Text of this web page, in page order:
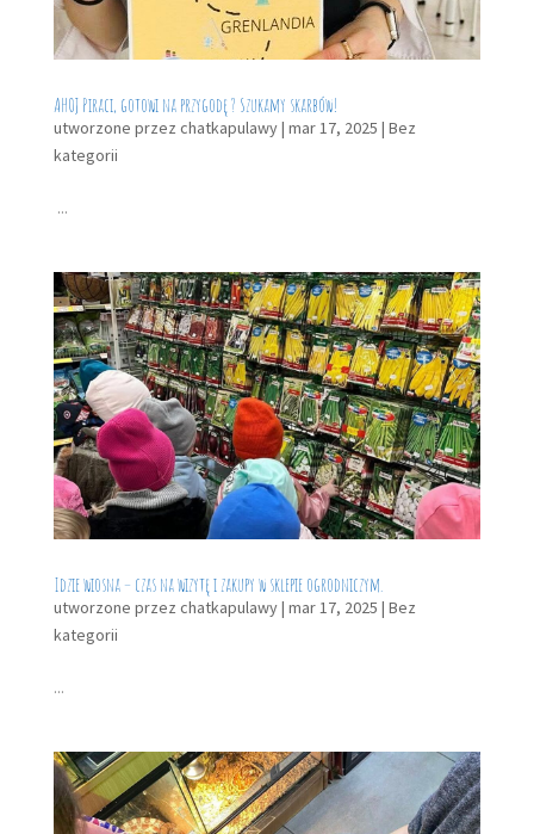
AHOJ Piraci, gotowi na przygodę ? Szukamy skarbów!
utworzone przez chatkapulawy| mar 17, 2025 | Bez
kategorii
...
Idzie wiosna – czas na wizytę i zakupy w sklepie ogrodniczym.
utworzone przez chatkapulawy| mar 17, 2025 | Bez
kategorii
...